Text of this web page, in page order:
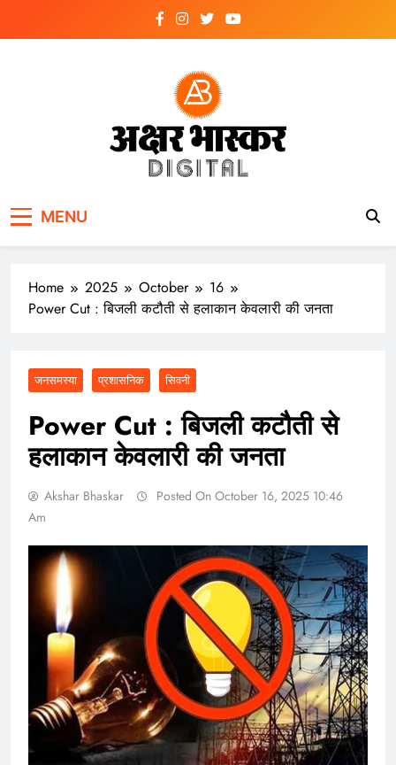
MENU
Home 2025 October
16
Power Cut : बिजली कटौती से हलाकान केवलारी की जनता
जनसमस्या प्रशासनिक सिवनी
Power Cut : बिजली कटौती से
हलाकान केवलारी की जनता
Akshar Bhaskar
Posted On October 16, 2025 10:46
Am